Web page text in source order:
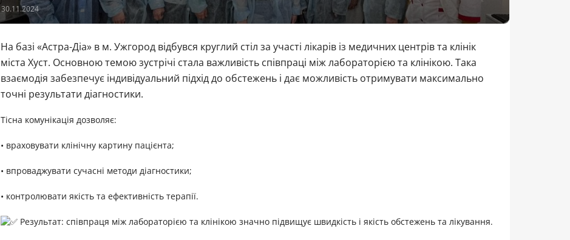
30.11.2024
На базі «Астра-Діа» в м. Ужгород відбувся круглий стіл за участі лікарів із медичних центрів та клінік
міста Хуст. Основною темою зустрічі стала важливість співпраці між лабораторією та клінікою. Така
взаємодія забезпечує індивідуальний підхід до обстежень і дає можливість отримувати максимально
точні результати діагностики.
Тісна комунікація дозволяє:
• враховувати клінічну картину пацієнта;
• впроваджувати сучасні методи діагностики;
• контролювати якість та ефективність терапії.
Результат: співпраця між лабораторією та клінікою значно підвищує швидкість і якість обстежень та лікування.